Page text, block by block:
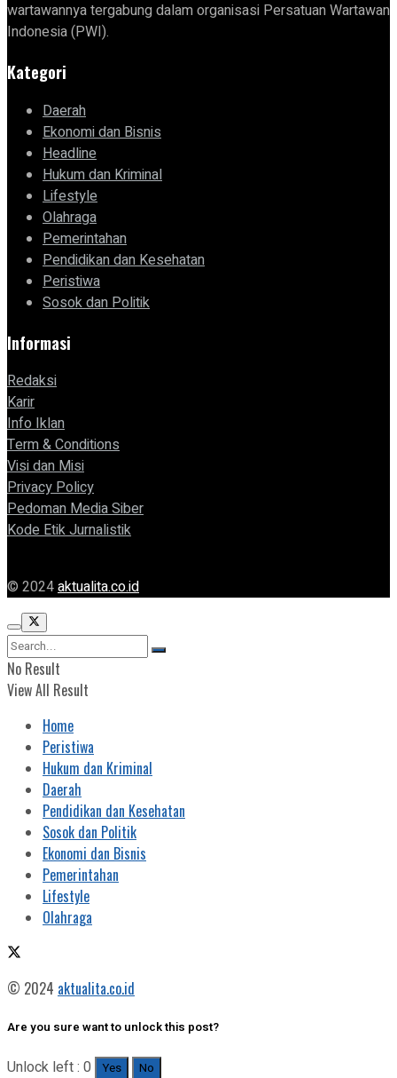
wartawannya tergabung dalam organisasi Persatuan Wartawan
Indonesia (PWI).
Kategori
Daerah
Ekonomi dan Bisnis
Headline
Hukum dan Kriminal
Lifestyle
Olahraga
Pemerintahan
Pendidikan dan Kesehatan
Peristiwa
Sosok dan Politik
Informasi
Redaksi
Karir
Info Iklan
Term & Conditions
Visi dan Misi
Privacy Policy
Pedoman Media Siber
Kode Etik Jurnalistik
© 2024aktualita.co.id
No Result
View All Result
Home
Peristiwa
Hukum dan Kriminal
Daerah
Pendidikan dan Kesehatan
Sosok dan Politik
Ekonomi dan Bisnis
Pemerintahan
Lifestyle
Olahraga
© 2024 aktualita.co.id
Are you sure want to unlock this post?
Unlock left : 0 Yes No